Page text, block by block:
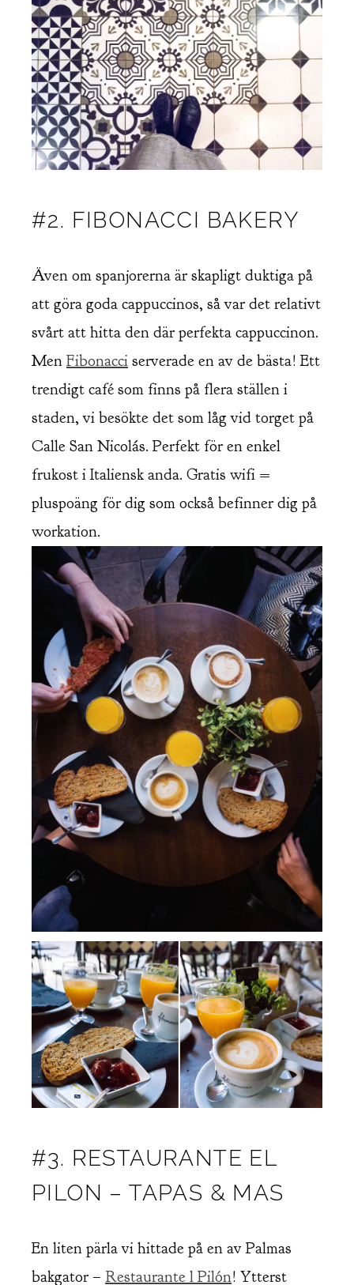
#2. FIBONACCI BAKERY
Även om spanjorerna är skapligt duktiga på
att göra goda cappuccinos, så var det relativt
svårt att hitta den där perfekta cappuccinon.
Men Fibonacci serverade en av de bästa! Ett
trendigt café som finns på flera ställen i
staden, vi besökte det som låg vid torget på
Calle San Nicolás. Perfekt för en enkel
frukost i Italiensk anda. Gratis wifi =
pluspoäng för dig som också befinner dig på
workation.
#3. RESTAURANTE EL
PILON – TAPAS & MAS
En liten pärla vi hittade på en av Palmas
bakgator – Restaurante l Pilón! Ytterst